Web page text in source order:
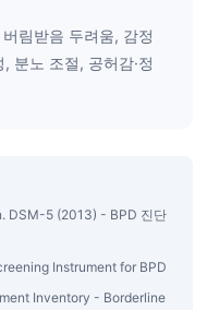
버림받음 두려움, 감정
분노 조절, 공허감·정
DSM-5 (2013) - BPD 진단
Instrument for BPD
Inventory - Borderline